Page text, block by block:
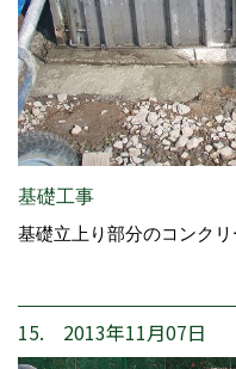
基礎工事
基礎立上り部分のコンクリ
15. 2013年11月07日